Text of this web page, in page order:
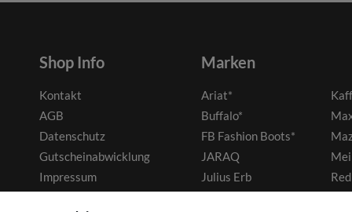
Shop Info
Kontakt
AGB
Datenschutz
Gutscheinabwicklung
Impressum
Marken
Ariat*
Buffalo*
FB Fashion Boots*
JARAQ
Julius Erb